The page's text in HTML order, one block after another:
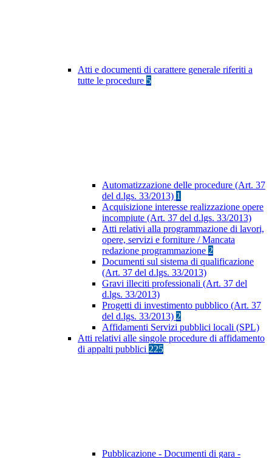
Atti e documenti di carattere generale riferiti a
tutte le procedure 5
Automatizzazione delle procedure (Art. 37
del d.lgs. 33/2013) 1
Acquisizione interesse realizzazione opere
incompiute (Art. 37 del d.lgs. 33/2013)
Atti relativi alla programmazione di lavori,
opere, servizi e forniture / Mancata
redazione programmazione 2
Documenti sul sistema di qualificazione
(Art. 37 del d.lgs. 33/2013)
Gravi illeciti professionali (Art. 37 del
d.lgs. 33/2013)
Progetti di investimento pubblico (Art. 37
del d.lgs. 33/2013) 2
Affidamenti Servizi pubblici locali (SPL)
Atti relativi alle singole procedure di affidamento
di appalti pubblici 225
Pubblicazione - Documenti di gara -